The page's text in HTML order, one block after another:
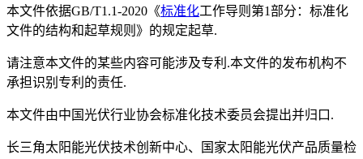
本文件依据GB/T1.1-2020《标准化工作导则第1部分：标准化
文件的结构和起草规则》的规定起草.
请注意本文件的某些内容可能涉及专利.本文件的发布机构不
承担识别专利的责任.
本文件由中国光伏行业协会标准化技术委员会提出并归口.
长三角太阳能光伏技术创新中心、国家太阳能光伏产品质量检